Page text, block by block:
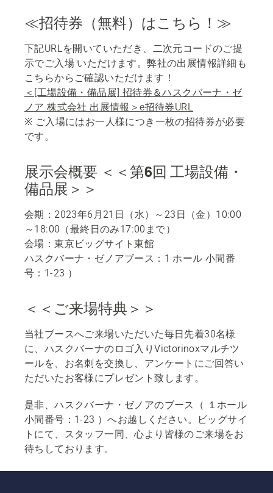
≪招待券（無料）はこちら！≫
下記URLを開いていただき、二次元コードのご提
示でご入場 いただけます。弊社の出展情報詳細も
こちらからご確認いただけます！
＜[工場設備・備品展] 招待券＆ハスクバーナ・ゼ
ノア 株式会社 出展情報＞e招待券URL
※ ご入場にはお一人様につき一枚の招待券が必要
です。
展示会概要 ＜＜第6回 工場設備・
備品展＞＞
会期：2023年6月21日（水）～23日（金）10:00
～18:00（最終日のみ17:00まで）
会場：東京ビッグサイト東館
ハスクバーナ・ゼノアブース：1 ホール 小間番
号：1-23 ）
＜＜ご来場特典＞＞
当社ブースへご来場いただいた毎日先着30名様
に、ハスクバーナのロゴ入りVictorinoxマルチツ
ールを、お名刺を交換し、アンケートにご回答い
ただいたお客様にプレゼント致します。
是非、ハスクバーナ・ゼノアのブース（ １ホール
小間番号：1-23 ）へお越しください。ビッグサイ
トにて、スタッフ一同、心より皆様のご来場をお
待ちしております。